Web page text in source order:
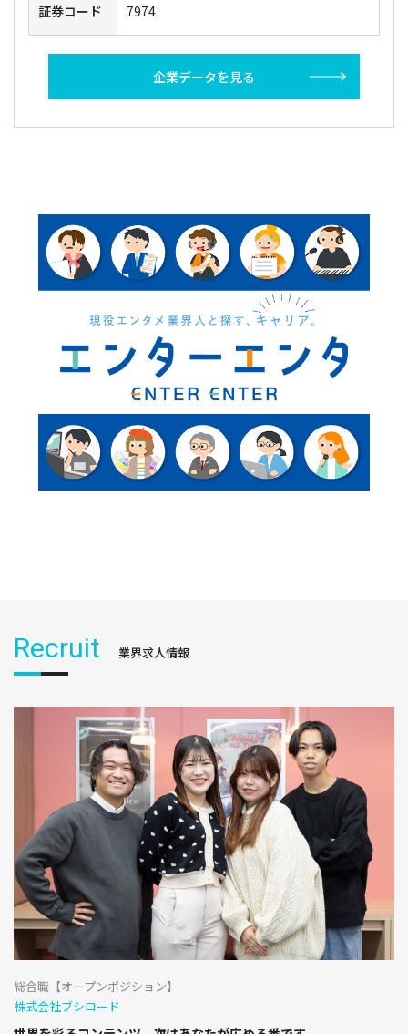
証券コード 7974
企業データを見る
Recruit 業界求人情報
総合職【オープンポジション】
株式会社ブシロード